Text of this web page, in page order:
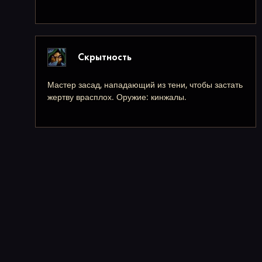
Скрытность
Мастер засад, нападающий из тени, чтобы застать
жертву врасплох. Оружие: кинжалы.